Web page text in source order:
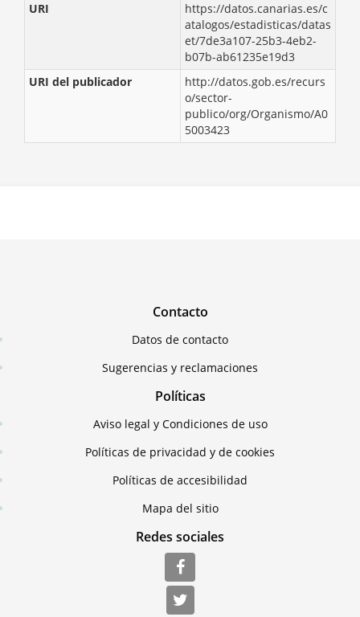
URI
https://datos.canarias.es/c
atalogos/estadisticas/datas
et/7de3a107-25b3-4eb2-
b07b-ab61235e19d3
URI del publicador
http://datos.gob.es/recurs
o/sector-
publico/org/Organismo/A0
5003423
Contacto
Datos de contacto
Sugerencias y reclamaciones
Políticas
Aviso legal y Condiciones de uso
Políticas de privacidad y de cookies
Políticas de accesibilidad
Mapa del sitio
Redes sociales